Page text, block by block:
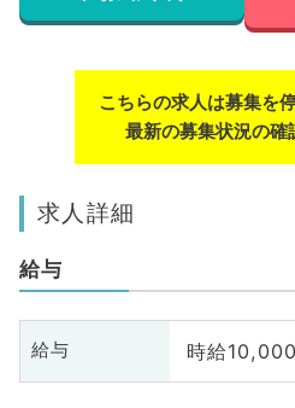
こちらの求人は募集を
最新の募集状況の確
求人詳細
給与
給与 時給